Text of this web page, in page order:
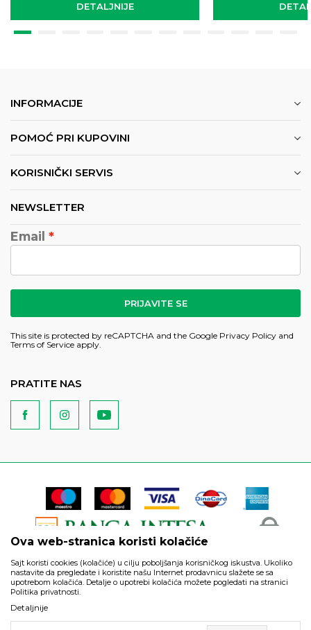
DETALJNIJE
INFORMACIJE
POMOĆ PRI KUPOVINI
KORISNIČKI SERVIS
NEWSLETTER
Email
PRIJAVITE SE
This site is protected by reCAPTCHA and the Google Privacy Policy and
Terms of Service apply.
PRATITE NAS
artikli prikazani na sajtu su deo naše ponude i ne podrazumeva
da su dostupni u svakom trenutku.
Ova web-stranica koristi kolačiće
Sajt koristi cookies (kolačiće) u cilju poboljšanja korisničkog iskustva. Ukoliko
nastavite da pregledate i koristite našu Internet prodavnicu slažete se sa
upotrebom kolačića. Detalje o upotrebi kolačića možete pogledati na stranici
Politika privatnosti.
Detaljnije